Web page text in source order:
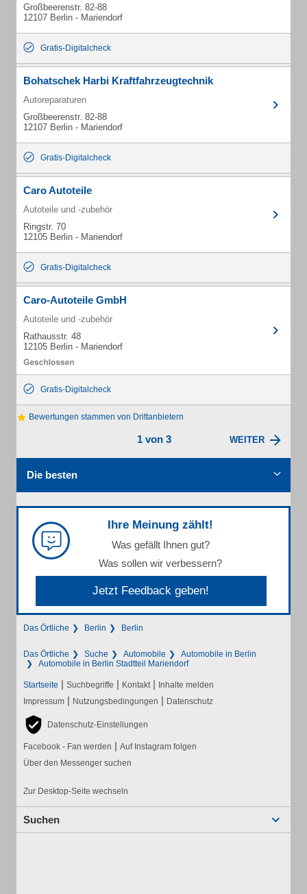
Großbeerenstr. 82-88
12107 Berlin - Mariendorf
Gratis-Digitalcheck
Bohatschek Harbi Kraftfahrzeugtechnik
Autoreparaturen
Großbeerenstr. 82-88
12107 Berlin - Mariendorf
Gratis-Digitalcheck
Caro Autoteile
Autoteile und -zubehör
Ringstr. 70
12105 Berlin - Mariendorf
Gratis-Digitalcheck
Caro-Autoteile GmbH
Autoteile und -zubehör
Rathausstr. 48
12105 Berlin - Mariendorf
Gratis-Digitalcheck
Bewertungen stammen von Drittanbietern
1 von 3 WEITER
Die besten
Ihre Meinung zählt!
Was gefällt Ihnen gut?
Was sollen wir verbessern?
Jetzt Feedback geben!
Das Örtliche Berlin Berlin
Das Örtliche Suche Automobile
Automobile in Berlin
Automobile in Berlin Stadtteil Mariendorf
Startseite | Suchbegriffe | Kontakt | Inhalte melden
Impressum | Nutzungsbedingungen | Datenschutz
Datenschutz-Einstellungen
Facebook - Fan werden | Auf Instagram folgen
Über den Messenger suchen
Zur Desktop-Seite wechseln
Suchen